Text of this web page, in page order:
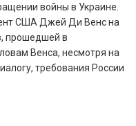
войны в Украине.
США Джей Ди Венс на
прошедшей в
Венса, несмотря на
требования России